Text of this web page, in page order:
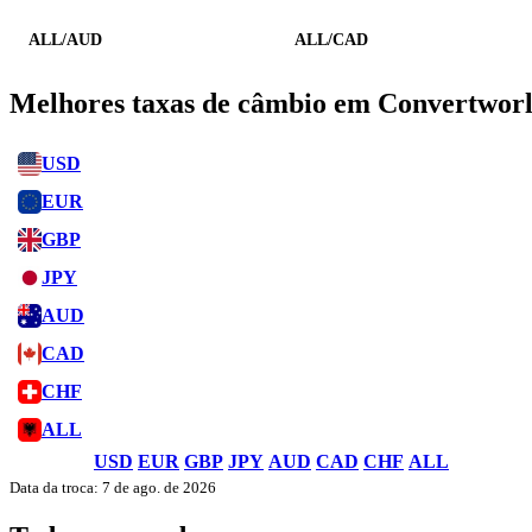
ALL/AUD ALL/CAD
Melhores taxas de câmbio em
USD
EUR
GBP
JPY
AUD
CAD
CHF
ALL
USD EUR GBP JPY AUD CAD CHF ALL
Data da troca: 7 de ago. de 2026